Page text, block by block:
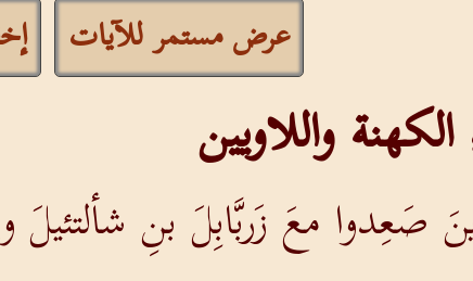
عرض مستمر للآيات
واللاويين
صَعِدوا معَ زَربَّابِلَ بنِ